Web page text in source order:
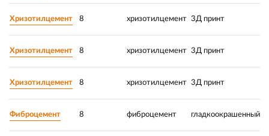
Хризотилцемент 8 хризотилцемент 3Д принт
Хризотилцемент 8 хризотилцемент 3Д принт
Хризотилцемент 8 хризотилцемент 3Д принт
Фиброцемент 8 фиброцемент гладкоокрашенный